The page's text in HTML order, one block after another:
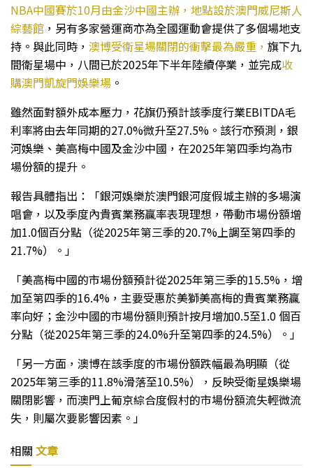
NBA中國賽於10月由金沙中國主辦，地點設於澳門威尼斯人
綜藝館 ，另有多家營運商亦為全國運動會提供了多個場地支
持。與此同時， 澳博受衛星場關閉的衝擊最為嚴重， 旗下九
間衛星場中，八間已於2025年下半年陸續停業，並完成收
購澳門凱旋門娛樂場 。
雖然面對額外成本壓力，花旗仍預計該季度行業EBITDA毛
利率將由去年同期的27.0%微升至27.5%。該行亦預測，銀
河娛樂、美高梅中國及金沙中國，在2025年第四季均為市
場份額的提升。
報告具體指出：「銀河娛樂於澳門銀河度假城主辦的多場演
唱會，以及季度內貴賓業務贏率表現理想，帶動市場份額增
加1.0個百分點（從2025年第三季的20.7%上調至第四季的
21.7%）。」
「美高梅中國的市場份額預計從2025年第三季的15.5%，增
加至第四季的16.4%，主要受惠於美獅美高梅的貴賓業務贏
率向好；金沙中國的市場份額則預計按月增加0.5至1.0 個百
分點（從2025年第三季的24.0%升至第四季的24.5%）。」
「另一方面，澳博在該季度的市場份額跌幅最為明顯（從
2025年第三季的11.8%滑落至10.5%），反映受衛星娛樂場
關閉影響，而澳門上葡京綜合度假村的市場份額流失輕微流
失，則屬次要影響因素。」
相關 文章